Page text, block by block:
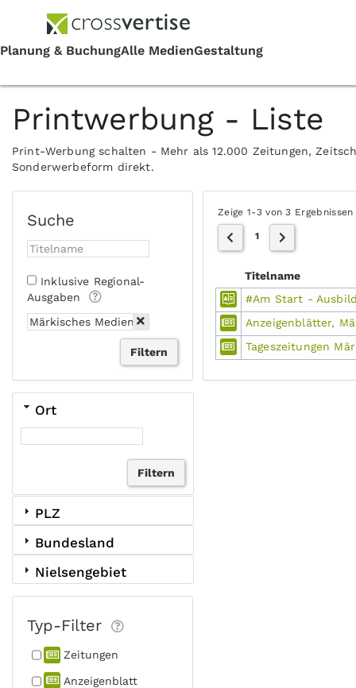
Printwerbung - Liste
Print-Werbung schalten - Mehr als 12.000 Zeitungen,
Sonderwerbeform direkt.
Suche
Inklusive Regional-
Ausgaben
Ort
PLZ
Bundesland
Nielsengebiet
Typ-Filter
Zeitungen
Anzeigen­blatt
Zeige 1-3 von 3 Ergebnissen
1
Titelname
#Am Start -
Anzeigenblätter,
Tageszeitungen